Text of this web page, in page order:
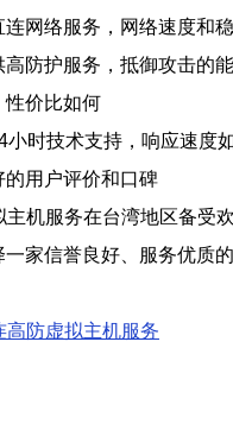
网络服务，网络速度和
防护服务，抵御攻击的
性价比如何
小时技术支持，响应速度
的用户评价和口碑
机服务在台湾地区备受
家信誉良好、服务优质
高防虚拟主机服务